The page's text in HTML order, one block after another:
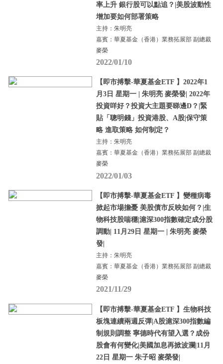
率上升 銀行股可以點追？|美股波動性
增加要如何部署策略
主持：朱明亮
嘉賓：華夏基金（香港）業務拓展部 副總裁
麥榮
2022/01/10
【即市搏擊-華夏基金ETF 】2022年1
月3日 星期一 | 朱明亮 麥榮發| 2022年
投資咩好？投資大主題要睇邊D？|緊
貼「聰明錢」投資港股、A股|保守策
略 進取策略 如何制定？
主持：朱明亮
嘉賓：華夏基金（香港）業務拓展部 副總裁
麥榮
2022/01/03
【即市搏擊-華夏基金ETF 】變種病毒
掀起市場擔憂 美股債市反映如何？|生
物科技股喘穩|滬深300指數確定成分股
調動| 11月29日 星期一 | 朱明亮 麥榮
發|
主持：朱明亮
嘉賓：華夏基金（香港）業務拓展部 副總裁
麥榮
2021/11/29
【即市搏擊-華夏基金ETF 】生物科技
板塊連續兩週反彈|A股滬深300指數編
制規則調整 寧德時代有望入選？成份
股會有何變化|美國加息再掀波瀾|11月
22日 星期一 朱子昭 麥榮發|